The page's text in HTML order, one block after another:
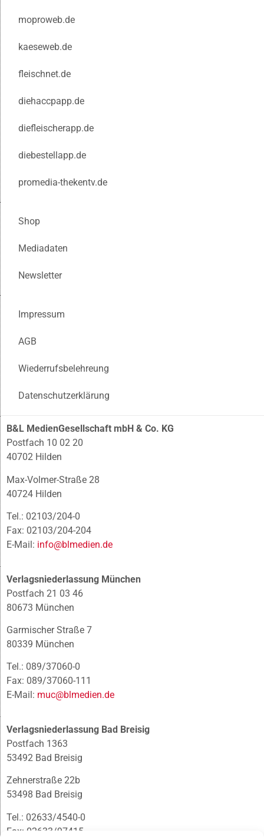
moproweb.de
kaeseweb.de
fleischnet.de
diehaccpapp.de
diefleischerapp.de
diebestellapp.de
promedia-thekentv.de
Shop
Mediadaten
Newsletter
Impressum
AGB
Wiederrufsbelehreung
Datenschutzerklärung
B&L MedienGesellschaft mbH & Co. KG
Postfach 10 02 20
40702 Hilden
Max-Volmer-Straße 28
40724 Hilden
Tel.: 02103/204-0
Fax: 02103/204-204
E-Mail: info@blmedien.de
Verlagsniederlassung München
Postfach 21 03 46
80673 München
Garmischer Straße 7
80339 München
Tel.: 089/37060-0
Fax: 089/37060-111
E-Mail: muc@blmedien.de
Verlagsniederlassung Bad Breisig
Postfach 1363
53492 Bad Breisig
Zehnerstraße 22b
53498 Bad Breisig
Tel.: 02633/4540-0
Fax: 02633/97415